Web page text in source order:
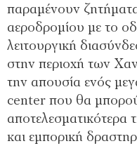
παραμένουν
αεροδρομίου με το
λειτουργική
στην περιοχή των
την απουσία ενός
center που θα
αποτελεσματικότερα
και εμπορική